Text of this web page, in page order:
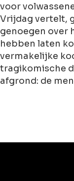
voor
Vrijdag vertelt,
genoegen over
hebben laten
vermakelijke
tragikomische
afgrond: de